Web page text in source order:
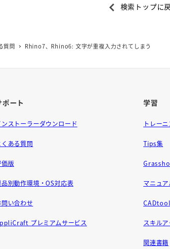
検索トップに
質問 Rhino7、Rhino6: 文字が重複入力されてしまう
ポート
ンストーラーダウンロード
くある質問
版
別動作環境・OS対応表
問い合わせ
プレミアムサービス
学習
トレー
Tips集
マニュ
スキル
関連書籍